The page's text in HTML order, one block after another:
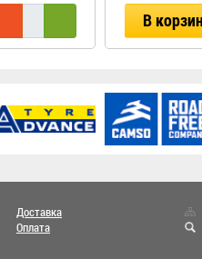
В
Доставка
Оплата